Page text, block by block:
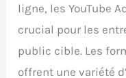
ligne, les YouTube
crucial pour les
public cible. Les
offrent une variété